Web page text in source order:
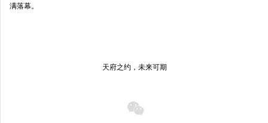
满落幕。
天府之约，未来可期